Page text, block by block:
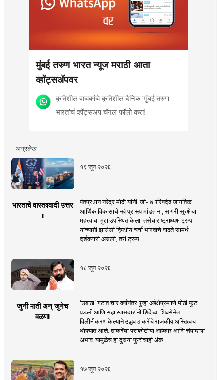
मुंबई तरुण भारत न्यूज मराठी आता
व्हॉट्सॲपवर
कृतिशील वाचकांचे कृतिशील दैनिक 'मुंबई तरुण
भारत'चं व्हॉट्सअप चॅनल फॉलो करा!
अग्रलेख
१९ जून २०२६
भारताचे वास्तववादी उत्तर
!
पंतप्रधान नरेंद्र मोदी यांनी 'जी- ७ परिषदेत जागतिक
आर्थिक विकासाचे नवे प्रारूप मांडताना, सागरी सुरक्षेचा
महत्त्वाचा मुद्दा उपस्थित केला. तसेच राष्ट्राध्यक्ष ट्रम्प
यांच्याशी झालेली द्विपक्षीय चर्चा भारताचे वाढते सामर्थ
दर्शवणारी असली, तरी ट्रम्प ..
१८ जून २०२६
जुनी माती अन् जुनेच
वळण!
‘उबाठा’ गटात चार वर्षांनंतर पुन्हा अपेक्षेप्रमााणे मोठी फूट
पडली आणि सहा खासदारांनी शिंदेंच्या शिवसेनेत
विलीनीकरण केल्याने उद्धव ठाकरेंचे राजकीय अस्तित्वच
धोक्यात आले. ठाकरेंचा पराकोटीचा अहंकार आणि संवादाचा
अभाव, यामुळेच हा दुसर्‍या फुटीचाही अंक ..
१७ जून २०२६